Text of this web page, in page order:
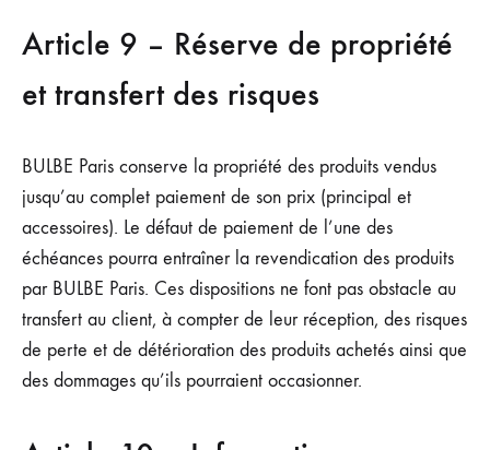
Article 9 – Réserve de propriété
et transfert des risques
BULBE Paris conserve la propriété des produits vendus
jusqu’au complet paiement de son prix (principal et
accessoires). Le défaut de paiement de l’une des
échéances pourra entraîner la revendication des produits
par BULBE Paris. Ces dispositions ne font pas obstacle au
transfert au client, à compter de leur réception, des risques
de perte et de détérioration des produits achetés ainsi que
des dommages qu’ils pourraient occasionner.